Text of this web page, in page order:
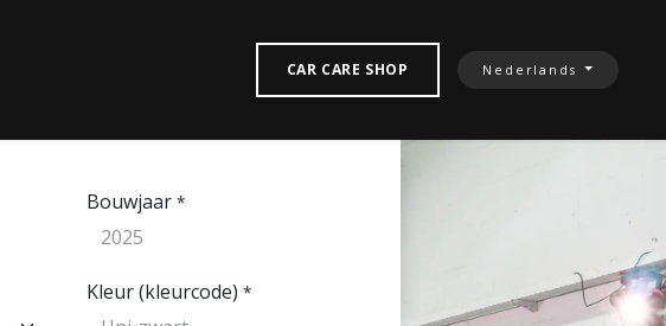
CAR CARE SHOP Nederlands
Bouwjaar *
Kleur (kleurcode) *